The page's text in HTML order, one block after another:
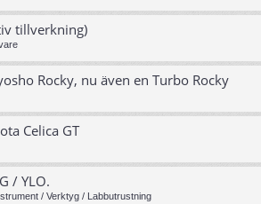
tillverkning)
Rocky, nu även en Turbo Rocky
Celica GT
/ YLO.
/ Verktyg / Labbutrustning